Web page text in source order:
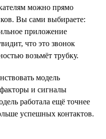
можно прямо
Вы сами выбираете:
приложение
что это звонок
возьмёт трубку.
модель
и сигналы
работала ещё точнее
успешных контактов.